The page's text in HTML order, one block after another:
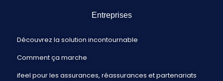
Entreprises
Découvrez la solution incontournable
Comment ça marche
ifeel pour les assurances, réassurances et partenariats